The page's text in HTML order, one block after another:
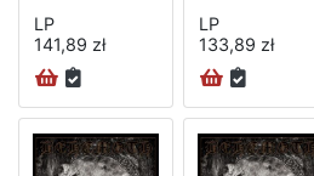
LP
141,89 zł
LP
133,89 zł